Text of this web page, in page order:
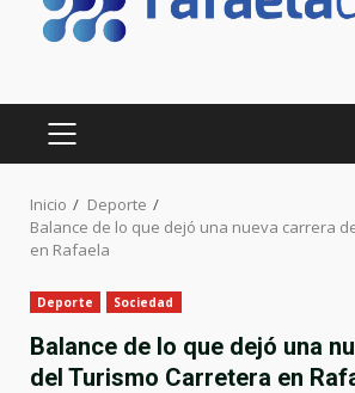
MENÚ
PRINCIPAL
Inicio
Deporte
Balance de lo que dejó una nueva carrera
en Rafaela
Deporte Sociedad
Balance de lo que dejó una
del Turismo Carretera en